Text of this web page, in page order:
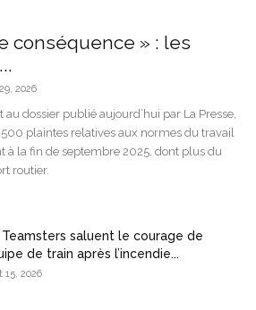
conséquence » : les
2026
au dossier publié aujourd’hui par La Presse,
plaintes relatives aux normes du travail
à la fin de septembre 2025, dont plus du
routier.
Teamsters saluent le courage de
de train après l’incendie...
15, 2026